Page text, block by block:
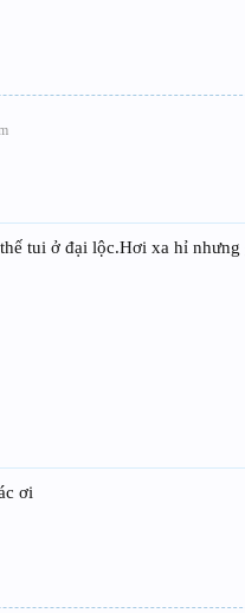
tui ở đại lộc.Hơi xa hỉ
ơi